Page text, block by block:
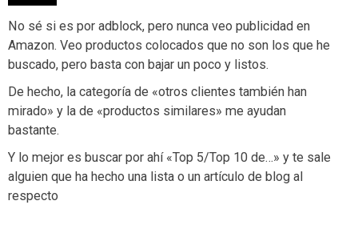
No sé si es por adblock, pero nunca veo publicidad en
Amazon. Veo productos colocados que no son los que he
buscado, pero basta con bajar un poco y listos.
De hecho, la categoría de «otros clientes también han
mirado» y la de «productos similares» me ayudan
bastante.
Y lo mejor es buscar por ahí «Top 5/Top 10 de…» y te sale
alguien que ha hecho una lista o un artículo de blog al
respecto